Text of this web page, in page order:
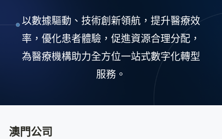
以數據驅動、技術創新領航，提升醫療效
率，優化患者體驗，促進資源合理分配，
為醫療機構助力全方位一站式數字化轉型
服務。
澳門公司